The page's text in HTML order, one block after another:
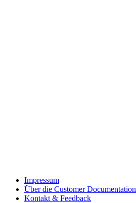
Impressum
Über die Customer Documentation
Kontakt & Feedback